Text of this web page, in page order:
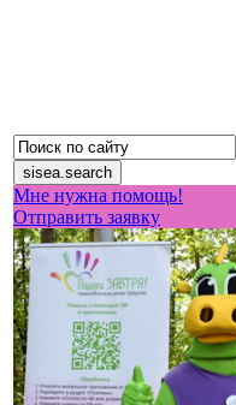
Мне нужна помощь!
Отправить заявку